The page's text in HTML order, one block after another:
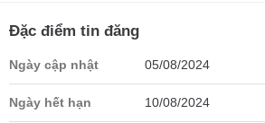
Đặc điểm tin đăng
Ngày cập nhật 05/08/2024
Ngày hết hạn 10/08/2024